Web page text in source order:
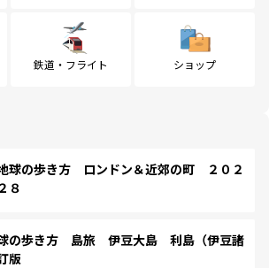
鉄道・フライト ショップ
球の歩き方 ロンドン＆近郊の町 ２０２
８
の歩き方 島旅 伊豆大島 利島（伊豆諸
版